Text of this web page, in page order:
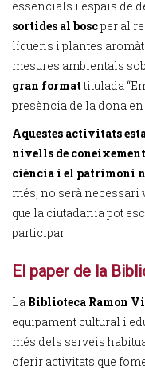
essencials i espais de
sortides al boscper al
líquens i plantes
mesures ambientals
gran formattitulada
presència de la dona
Aquestes activitats
nivells de
ciència i el patrimoni
més, no serà
que la ciutadania pot
participar.
El paper de la
La Biblioteca Ramon
equipament cultural i
més dels serveis
oferir activitats que